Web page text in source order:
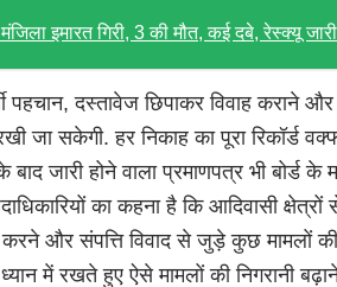
इमारत गिरी, 3 की मौत, कई दबे, रेस्क्यू जारी
पहचान, दस्तावेज छिपाकर विवाह कराने और
जा सकेगी. हर निकाह का पूरा रिकॉर्ड
जारी होने वाला प्रमाणपत्र भी बोर्ड के
का कहना है कि आदिवासी क्षेत्रों
और संपत्ति विवाद से जुड़े कुछ मामलों की
में रखते हुए ऐसे मामलों की निगरानी